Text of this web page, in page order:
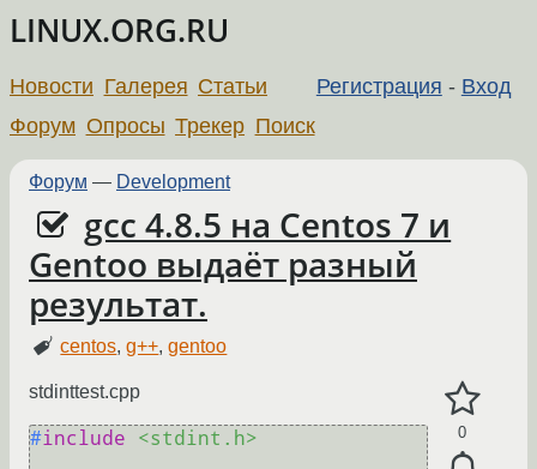
LINUX.ORG.RU
Регистрация - Вход
Новости Галерея Статьи
Форум Опросы Трекер Поиск
Форум — Development
gcc 4.8.5 на Centos 7 и
Gentoo выдаёт разный
результат.
centos,g++,gentoo
0
stdinttest.cpp
#include <stdint.h>